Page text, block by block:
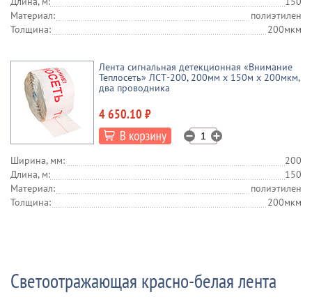
Материал:
полиэтилен
Толщина:
200мкм
Лента сигнальная детекционная «Внимание
Теплосеть» ЛСТ-200, 200мм х 150м х 200мкм,
два проводника
4 650.10 ₽
Ширина, мм:
200
Длина, м:
150
Материал:
полиэтилен
Толщина:
200мкм
Светоотражающая красно-белая лента